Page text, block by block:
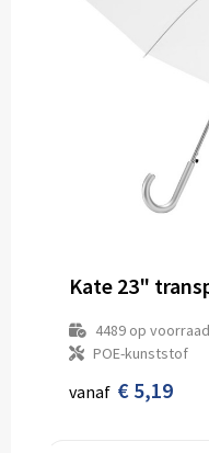
4489op voorraad
POE-kunststof
vanaf € 5,19